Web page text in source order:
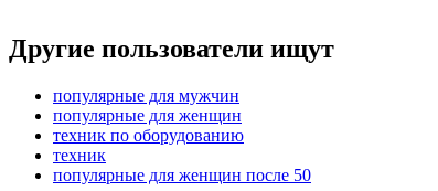
Другие пользователи ищут
популярные для мужчин
популярные для женщин
техник по оборудованию
техник
популярные для женщин после 50